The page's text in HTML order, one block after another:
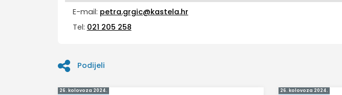
E-mail: petra.grgic@kastela.hr
Tel: 021 205 258
Podijeli
26. kolovoza 2024. 26. kolovoza 2024.